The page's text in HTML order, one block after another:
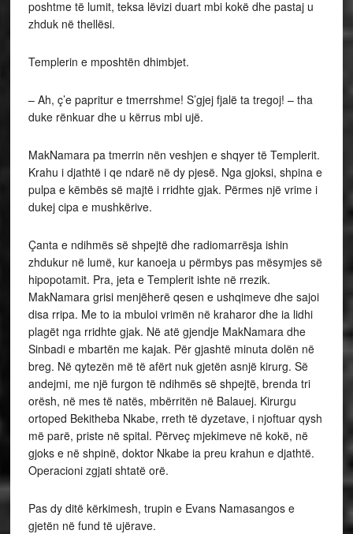
poshtme të lumit, teksa lëvizi duart mbi kokë dhe pastaj u
zhduk në thellësi.
Templerin e mposhtën dhimbjet.
– Ah, ç’e papritur e tmerrshme! S’gjej fjalë ta tregoj! – tha
duke rënkuar dhe u kërrus mbi ujë.
MakNamara pa tmerrin nën veshjen e shqyer të Templerit.
Krahu i djathtë i qe ndarë në dy pjesë. Nga gjoksi, shpina e
pulpa e këmbës së majtë i rridhte gjak. Përmes një vrime i
dukej cipa e mushkërive.
Çanta e ndihmës së shpejtë dhe radiomarrësja ishin
zhdukur në lumë, kur kanoeja u përmbys pas mësymjes së
hipopotamit. Pra, jeta e Templerit ishte në rrezik.
MakNamara grisi menjëherë qesen e ushqimeve dhe sajoi
disa rripa. Me to ia mbuloi vrimën në kraharor dhe ia lidhi
plagët nga rridhte gjak. Në atë gjendje MakNamara dhe
Sinbadi e mbartën me kajak. Për gjashtë minuta dolën në
breg. Në qytezën më të afërt nuk gjetën asnjë kirurg. Së
andejmi, me një furgon të ndihmës së shpejtë, brenda tri
orësh, në mes të natës, mbërritën në Balauej. Kirurgu
ortoped Bekitheba Nkabe, rreth të dyzetave, i njoftuar qysh
më parë, priste në spital. Përveç mjekimeve në kokë, në
gjoks e në shpinë, doktor Nkabe ia preu krahun e djathtë.
Operacioni zgjati shtatë orë.
Pas dy ditë kërkimesh, trupin e Evans Namasangos e
gjetën në fund të ujërave.